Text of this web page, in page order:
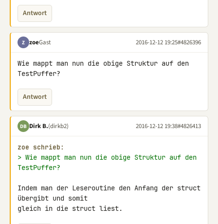
Antwort
Z zoeGast 2016-12-12 19:25#4826396
Wie mappt man nun die obige Struktur auf den
TestPuffer?
Antwort
DB Dirk B.(dirkb2) 2016-12-12 19:38#4826413
zoe schrieb:
> Wie mappt man nun die obige Struktur auf den
TestPuffer?
Indem man der Leseroutine den Anfang der struct
übergibt und somit
gleich in die struct liest.